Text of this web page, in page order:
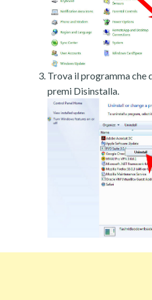
Trova il programma che
premi Disinstalla.